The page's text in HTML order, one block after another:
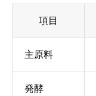
項目
主原料
発酵